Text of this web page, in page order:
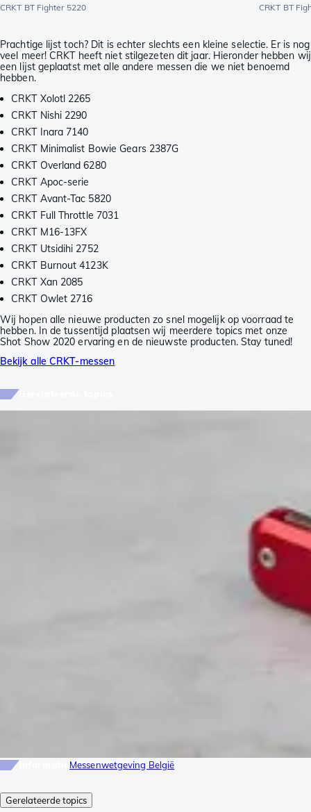
Gerelateerde topics
CRKT BT Fighter 5220 CRKT BT
Prachtige lijst toch? Dit is echter slechts een kleine selectie. Er is nog
veel meer! CRKT heeft niet stilgezeten dit jaar. Hieronder hebben wij
een lijst geplaatst met alle andere messen die we niet benoemd
hebben.
CRKT Xolotl 2265
CRKT Nishi 2290
CRKT Inara 7140
CRKT Minimalist Bowie Gears 2387G
CRKT Overland 6280
CRKT Apoc-serie
CRKT Avant-Tac 5820
CRKT Full Throttle 7031
CRKT M16-13FX
CRKT Utsidihi 2752
CRKT Burnout 4123K
CRKT Xan 2085
CRKT Owlet 2716
Wij hopen alle nieuwe producten zo snel mogelijk op voorraad te
hebben. In de tussentijd plaatsen wij meerdere topics met onze
Shot Show 2020 ervaring en de nieuwste producten. Stay tuned!
Bekijk alle CRKT-messen
Messenwetgeving België